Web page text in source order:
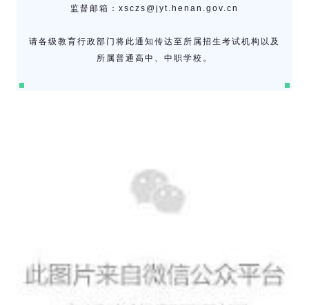
监督邮箱：xsczs@jyt.henan.gov.cn
请各级教育行政部门将此通知传达至所属招生考试机构以及
所属普通高中、中职学校。